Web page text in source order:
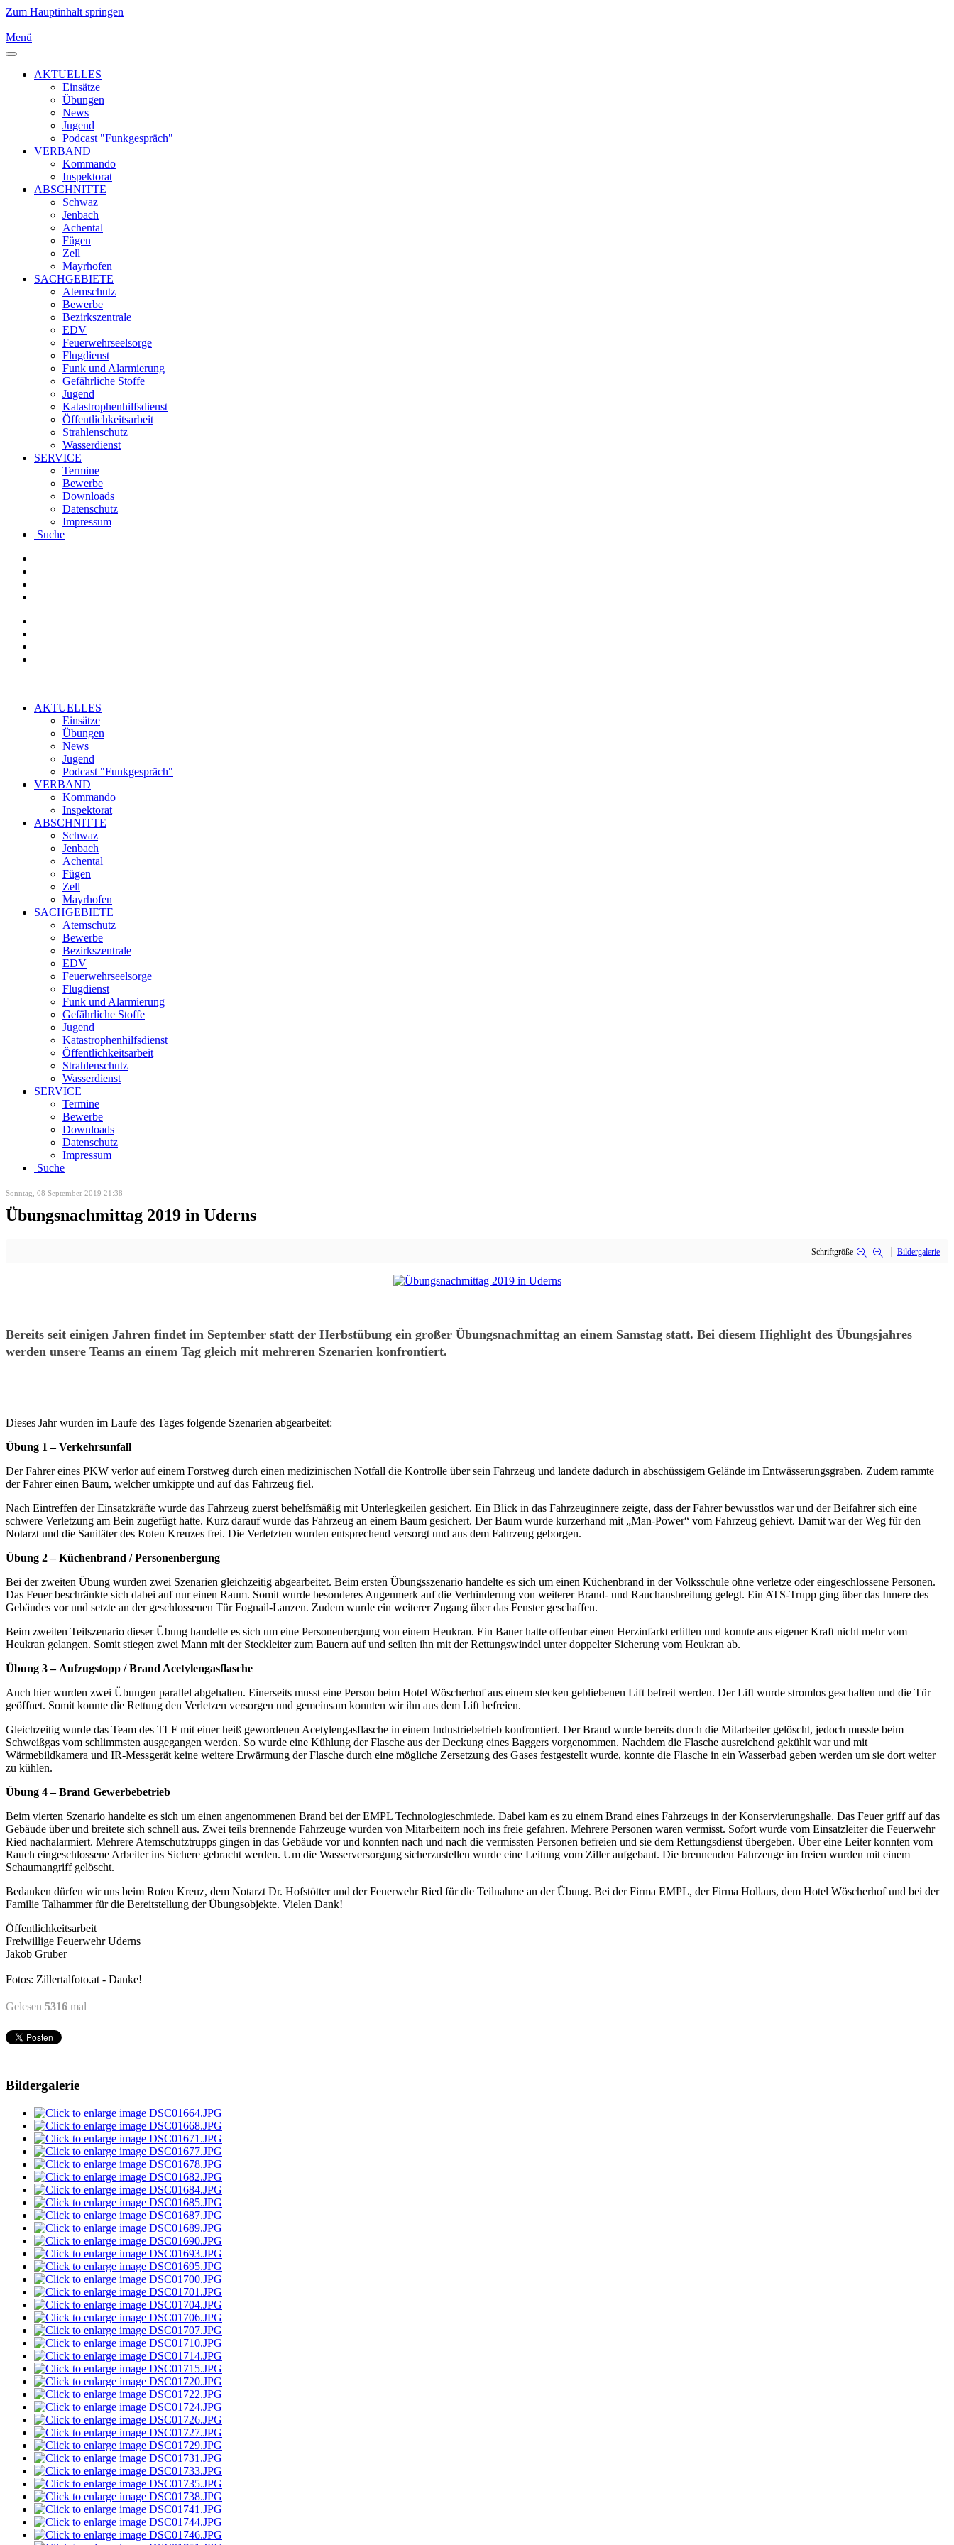
Zum Hauptinhalt springen
Menü
AKTUELLES
Einsätze
Übungen
News
Jugend
Podcast "Funkgespräch"
VERBAND
Kommando
Inspektorat
ABSCHNITTE
Schwaz
Jenbach
Achental
Fügen
Zell
Mayrhofen
SACHGEBIETE
Atemschutz
Bewerbe
Bezirkszentrale
EDV
Feuerwehrseelsorge
Flugdienst
Funk und Alarmierung
Gefährliche Stoffe
Jugend
Katastrophenhilfsdienst
Öffentlichkeitsarbeit
Strahlenschutz
Wasserdienst
SERVICE
Termine
Bewerbe
Downloads
Datenschutz
Impressum
Suche
AKTUELLES
Einsätze
Übungen
News
Jugend
Podcast "Funkgespräch"
VERBAND
Kommando
Inspektorat
ABSCHNITTE
Schwaz
Jenbach
Achental
Fügen
Zell
Mayrhofen
SACHGEBIETE
Atemschutz
Bewerbe
Bezirkszentrale
EDV
Feuerwehrseelsorge
Flugdienst
Funk und Alarmierung
Gefährliche Stoffe
Jugend
Katastrophenhilfsdienst
Öffentlichkeitsarbeit
Strahlenschutz
Wasserdienst
SERVICE
Termine
Bewerbe
Downloads
Datenschutz
Impressum
Suche
Sonntag, 08 September 2019 21:38
Übungsnachmittag 2019 in Uderns
Schriftgröße Bildergalerie
Bereits seit einigen Jahren findet im September statt der Herbstübung ein großer Übungsnachmittag an einem Samstag statt. Bei diesem Highlight des Übungsjahres
werden unsere Teams an einem Tag gleich mit mehreren Szenarien konfrontiert.
Dieses Jahr wurden im Laufe des Tages folgende Szenarien abgearbeitet:
Übung 1 – Verkehrsunfall
Der Fahrer eines PKW verlor auf einem Forstweg durch einen medizinischen Notfall die Kontrolle über sein Fahrzeug und landete dadurch in abschüssigem Gelände im Entwässerungsgraben. Zudem rammte
der Fahrer einen Baum, welcher umkippte und auf das Fahrzeug fiel.
Nach Eintreffen der Einsatzkräfte wurde das Fahrzeug zuerst behelfsmäßig mit Unterlegkeilen gesichert. Ein Blick in das Fahrzeuginnere zeigte, dass der Fahrer bewusstlos war und der Beifahrer sich eine
schwere Verletzung am Bein zugefügt hatte. Kurz darauf wurde das Fahrzeug an einem Baum gesichert. Der Baum wurde kurzerhand mit „Man-Power“ vom Fahrzeug gehievt. Damit war der Weg für den
Notarzt und die Sanitäter des Roten Kreuzes frei. Die Verletzten wurden entsprechend versorgt und aus dem Fahrzeug geborgen.
Übung 2 – Küchenbrand / Personenbergung
Bei der zweiten Übung wurden zwei Szenarien gleichzeitig abgearbeitet. Beim ersten Übungsszenario handelte es sich um einen Küchenbrand in der Volksschule ohne verletze oder eingeschlossene Personen.
Das Feuer beschränkte sich dabei auf nur einen Raum. Somit wurde besonderes Augenmerk auf die Verhinderung von weiterer Brand- und Rauchausbreitung gelegt. Ein ATS-Trupp ging über das Innere des
Gebäudes vor und setzte an der geschlossenen Tür Fognail-Lanzen. Zudem wurde ein weiterer Zugang über das Fenster geschaffen.
Beim zweiten Teilszenario dieser Übung handelte es sich um eine Personenbergung von einem Heukran. Ein Bauer hatte offenbar einen Herzinfarkt erlitten und konnte aus eigener Kraft nicht mehr vom
Heukran gelangen. Somit stiegen zwei Mann mit der Steckleiter zum Bauern auf und seilten ihn mit der Rettungswindel unter doppelter Sicherung vom Heukran ab.
Übung 3 – Aufzugstopp / Brand Acetylengasflasche
Auch hier wurden zwei Übungen parallel abgehalten. Einerseits musst eine Person beim Hotel Wöscherhof aus einem stecken gebliebenen Lift befreit werden. Der Lift wurde stromlos geschalten und die Tür
geöffnet. Somit konnte die Rettung den Verletzen versorgen und gemeinsam konnten wir ihn aus dem Lift befreien.
Gleichzeitig wurde das Team des TLF mit einer heiß gewordenen Acetylengasflasche in einem Industriebetrieb konfrontiert. Der Brand wurde bereits durch die Mitarbeiter gelöscht, jedoch musste beim
Schweißgas vom schlimmsten ausgegangen werden. So wurde eine Kühlung der Flasche aus der Deckung eines Baggers vorgenommen. Nachdem die Flasche ausreichend gekühlt war und mit
Wärmebildkamera und IR-Messgerät keine weitere Erwärmung der Flasche durch eine mögliche Zersetzung des Gases festgestellt wurde, konnte die Flasche in ein Wasserbad geben werden um sie dort weiter
zu kühlen.
Übung 4 – Brand Gewerbebetrieb
Beim vierten Szenario handelte es sich um einen angenommenen Brand bei der EMPL Technologieschmiede. Dabei kam es zu einem Brand eines Fahrzeugs in der Konservierungshalle. Das Feuer griff auf das
Gebäude über und breitete sich schnell aus. Zwei teils brennende Fahrzeuge wurden von Mitarbeitern noch ins freie gefahren. Mehrere Personen waren vermisst. Sofort wurde vom Einsatzleiter die Feuerwehr
Ried nachalarmiert. Mehrere Atemschutztrupps gingen in das Gebäude vor und konnten nach und nach die vermissten Personen befreien und sie dem Rettungsdienst übergeben. Über eine Leiter konnten vom
Rauch eingeschlossene Arbeiter ins Sichere gebracht werden. Um die Wasserversorgung sicherzustellen wurde eine Leitung vom Ziller aufgebaut. Die brennenden Fahrzeuge im freien wurden mit einem
Schaumangriff gelöscht.
Bedanken dürfen wir uns beim Roten Kreuz, dem Notarzt Dr. Hofstötter und der Feuerwehr Ried für die Teilnahme an der Übung. Bei der Firma EMPL, der Firma Hollaus, dem Hotel Wöscherhof und bei der
Familie Talhammer für die Bereitstellung der Übungsobjekte. Vielen Dank!
Öffentlichkeitsarbeit
Freiwillige Feuerwehr Uderns
Jakob Gruber
Fotos: Zillertalfoto.at - Danke!
Gelesen 5316 mal
Bildergalerie